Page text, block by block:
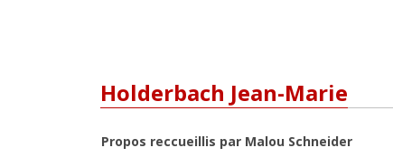
Holderbach Jean-Marie
Propos reccueillis par Malou Schneider